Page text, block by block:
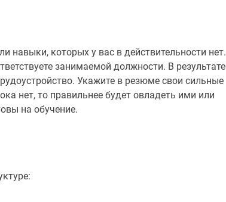
навыки, которых у вас в действительности нет.
занимаемой должности. В результате
Укажите в резюме свои сильные
нет, то правильнее будет овладеть ими или
на обучение.